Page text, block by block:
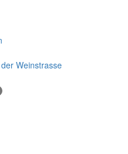
Weinstrasse